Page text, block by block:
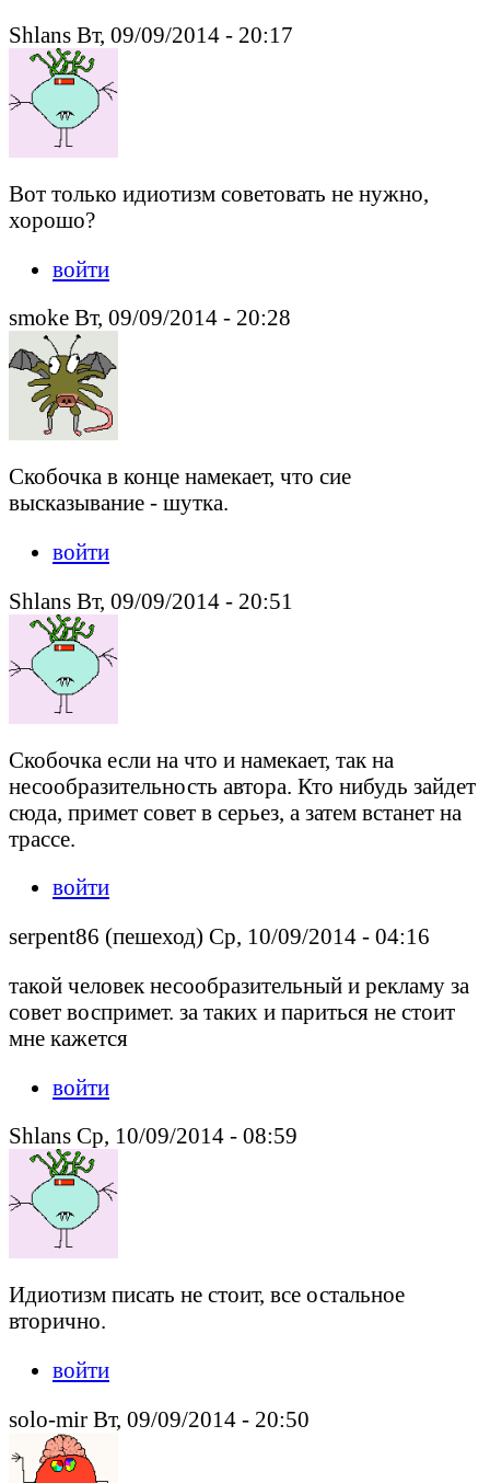
Shlans Вт, 09/09/2014 - 20:17
Вот только идиотизм советовать не нужно,
хорошо?
войти
smoke Вт, 09/09/2014 - 20:28
Скобочка в конце намекает, что сие
высказывание - шутка.
войти
Shlans Вт, 09/09/2014 - 20:51
Скобочка если на что и намекает, так на
несообразительность автора. Кто нибудь зайдет
сюда, примет совет в серьез, а затем встанет на
трассе.
войти
serpent86 (пешеход) Ср, 10/09/2014 - 04:16
такой человек несообразительный и рекламу за
совет воспримет. за таких и париться не стоит
мне кажется
войти
Shlans Ср, 10/09/2014 - 08:59
Идиотизм писать не стоит, все остальное
вторично.
войти
solo-mir Вт, 09/09/2014 - 20:50